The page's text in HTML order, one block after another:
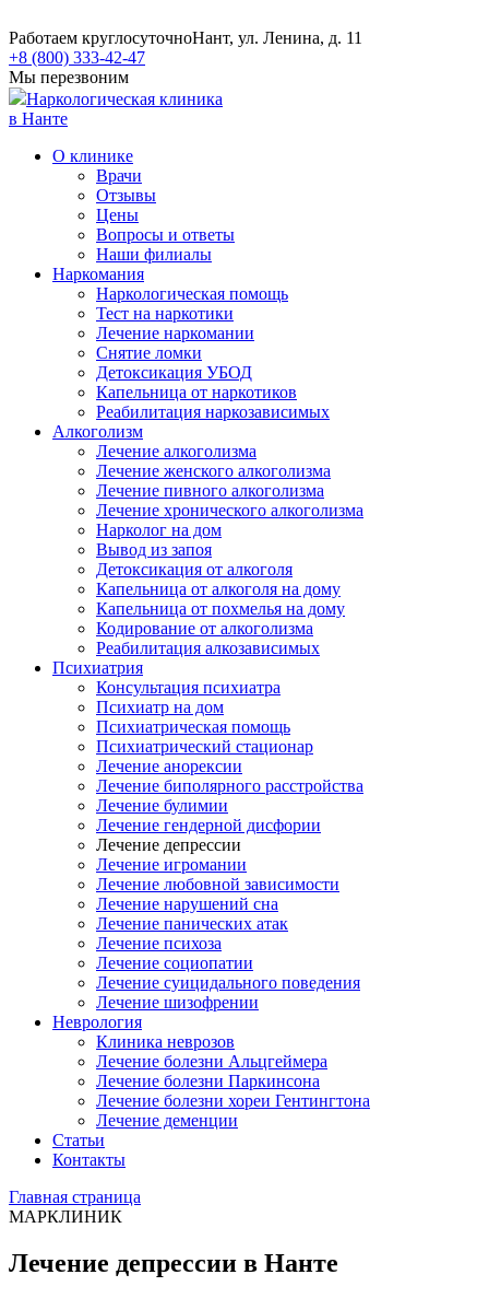
Работаем круглосуточноНант, ул. Ленина, д. 11
+8 (800) 333-42-47
Мы перезвоним
Наркологическая клиника
в Нанте
О клинике
Врачи
Отзывы
Цены
Вопросы и ответы
Наши филиалы
Наркомания
Наркологическая помощь
Тест на наркотики
Лечение наркомании
Снятие ломки
​​Детоксикация УБОД
Капельница от наркотиков
Реабилитация наркозависимых
Алкоголизм
Лечение алкоголизма
Лечение женского алкоголизма
Лечение пивного алкоголизма
Лечение хронического алкоголизма
Нарколог на дом
Вывод из запоя
Детоксикация от алкоголя
Капельница от алкоголя на дому
Капельница от похмелья на дому
Кодирование от алкоголизма
Реабилитация алкозависимых
Психиатрия
Консультация психиатра
Психиатр на дом
Психиатрическая помощь
Психиатрический стационар
Лечение анорексии
Лечение биполярного расстройства
Лечение булимии
Лечение гендерной дисфории
Лечение депрессии
Лечение игромании
Лечение любовной зависимости
Лечение нарушений сна
Лечение панических атак
Лечение психоза
Лечение социопатии
Лечение суицидального поведения
Лечение шизофрении
Неврология
Клиника неврозов
Лечение болезни Альцгеймера
Лечение болезни Паркинсона
Лечение болезни хореи Гентингтона
Лечение деменции
Статьи
Контакты
Главная страница
МАРКЛИНИК
Лечение депрессии в Нанте